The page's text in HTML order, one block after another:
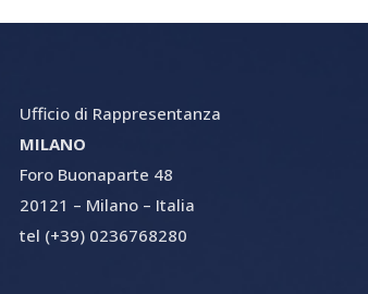
Ufficio di Rappresentanza
MILANO
Foro Buonaparte 48
20121 – Milano – Italia
tel (+39) 0236768280